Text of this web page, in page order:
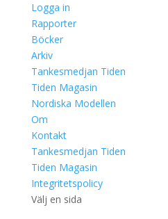
Logga in
Rapporter
Böcker
Arkiv
Tankesmedjan Tiden
Tiden Magasin
Nordiska Modellen
Om
Kontakt
Tankesmedjan Tiden
Tiden Magasin
Integritetspolicy
Välj en sida